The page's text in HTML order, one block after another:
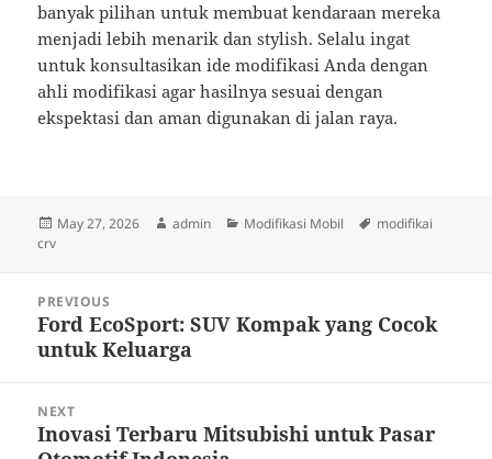
banyak pilihan untuk membuat kendaraan mereka
menjadi lebih menarik dan stylish. Selalu ingat
untuk konsultasikan ide modifikasi Anda dengan
ahli modifikasi agar hasilnya sesuai dengan
ekspektasi dan aman digunakan di jalan raya.
Posted
May 27, 2026 Author
admin Categories
Modifikasi Mobil Tags
modifikai
crv
navigation
PREVIOUS
Previous
post:
Ford EcoSport: SUV Kompak yang Cocok
untuk Keluarga
NEXT
Next
Inovasi Terbaru Mitsubishi untuk Pasar